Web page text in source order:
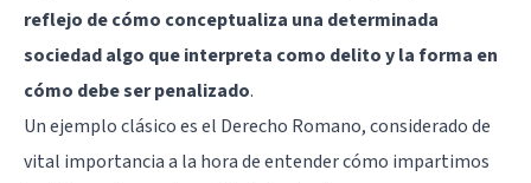
reflejo de cómo conceptualiza una determinada
sociedad algo que interpreta como delito y la forma en
cómo debe ser penalizado.
Un ejemplo clásico es el Derecho Romano, considerado de
vital importancia a la hora de entender cómo impartimos